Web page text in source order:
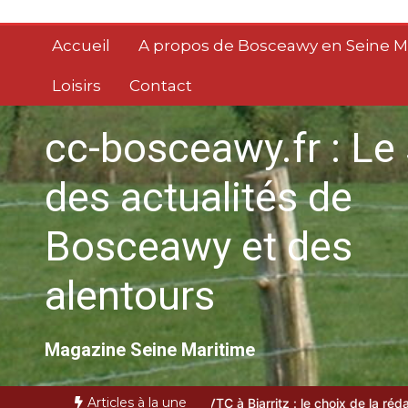
contenuAccueil A propos de Bosceawy en Seine
Loisirs Contact
cc-bosceawy.fr : Le
des actualités de
Bosceawy et des
alentours
Magazine Seine Maritime
Articles à la une
3 des VTC à Biarritz : le choix de la rédaction locale VTC